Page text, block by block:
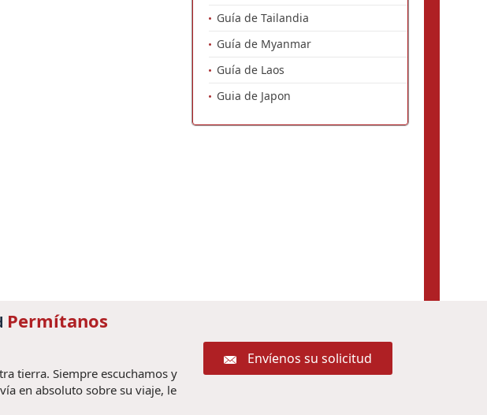
Guía de Tailandia
Guía de Myanmar
Guía de Laos
Guia de Japon
Permítanos
tierra. Siempre escuchamos y
en absoluto sobre su viaje, le
Envíenos su solicitud